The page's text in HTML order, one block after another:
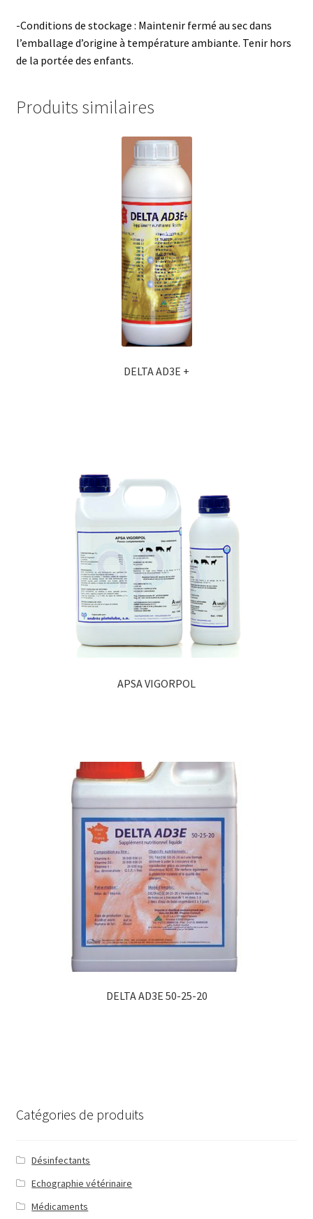
-Conditions de stockage : Maintenir fermé au sec dans
l’emballage d’origine à température ambiante. Tenir hors
de la portée des enfants.
Produits similaires
DELTA AD3E +
APSA VIGORPOL
DELTA AD3E 50-25-20
Catégories de produits
Désinfectants
Echographie vétérinaire
Médicaments